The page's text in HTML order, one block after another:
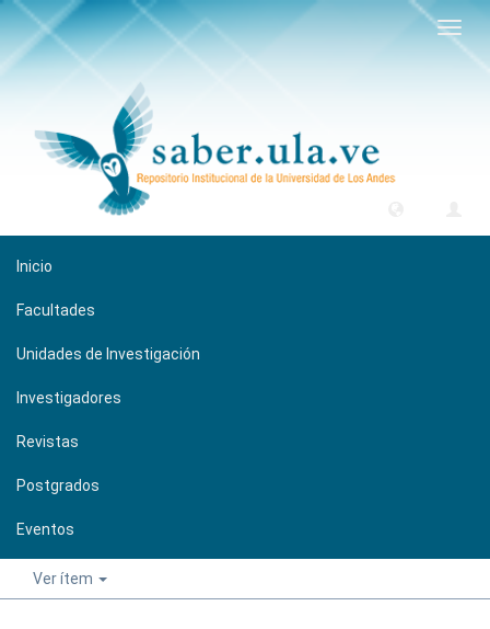
Inicio
Facultades
Unidades de Investigación
Investigadores
Revistas
Postgrados
Eventos
Ver ítem